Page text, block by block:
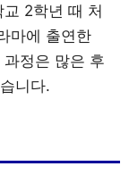
2학년 때 처
마에 출연한
정은 많은 후
니다.